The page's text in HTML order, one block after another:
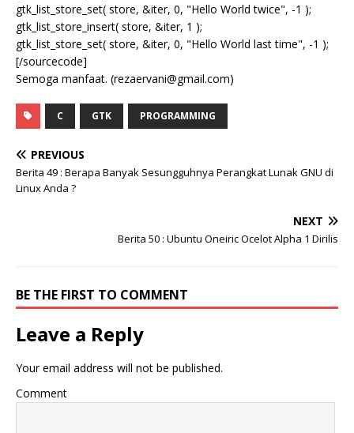
gtk_list_store_set( store, &iter, 0, "Hello World twice", -1 );
gtk_list_store_insert( store, &iter, 1 );
gtk_list_store_set( store, &iter, 0, "Hello World last time", -1 );
[/sourcecode]
Semoga manfaat. (rezaervani@gmail.com)
C GTK PROGRAMMING
PREVIOUS
Berita 49 : Berapa Banyak Sesungguhnya Perangkat Lunak GNU di
Linux Anda ?
NEXT
Berita 50 : Ubuntu Oneiric Ocelot Alpha 1 Dirilis
BE THE FIRST TO COMMENT
Leave a Reply
Your email address will not be published.
Comment